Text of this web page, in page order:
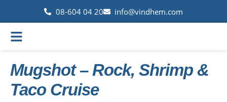
08-604 04 20 info@vindhem.com
Mugshot – Rock, Shrimp &
Taco Cruise